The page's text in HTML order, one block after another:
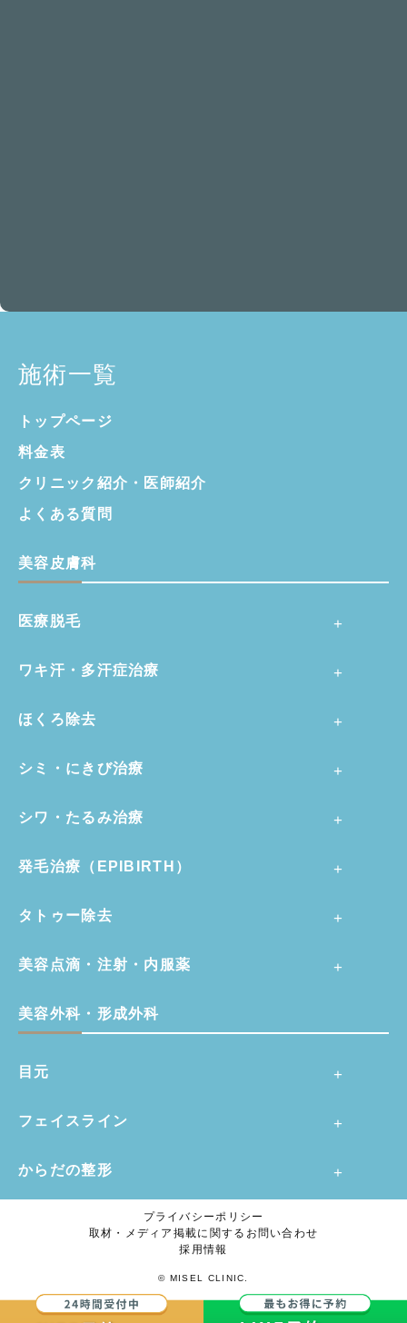
施術一覧
トップページ
料金表
クリニック紹介・ 医師紹介
よくある質問
美容皮膚科
医療脱毛
ワキ汗・多汗症治療
ほくろ除去
シミ・にきび治療
シワ・たるみ治療
発毛治療（EPIBIRTH）
タトゥー除去
美容点滴・注射・内服薬
美容外科・形成外科
目元
フェイスライン
からだの整形
プライバシーポリシー
取材・メディア掲載に関するお問い合わせ
採用情報
© MISEL CLINIC.